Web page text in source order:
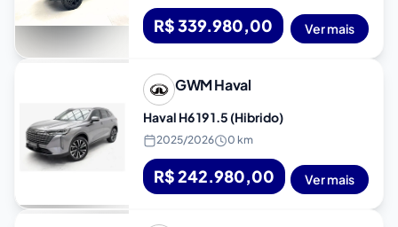
R$ 339.980,00 Ver mais
GWMHaval
Haval H6 19 1.5 (Hibrido)
2025/2026 0 km
R$ 242.980,00 Ver mais